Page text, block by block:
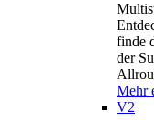
finde
der
Mehr
V2